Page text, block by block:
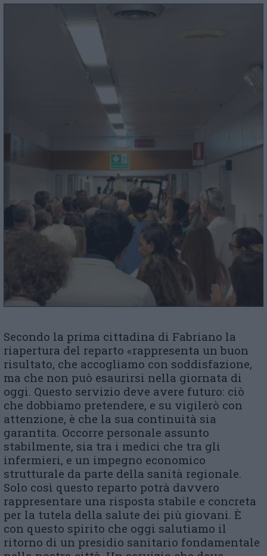
Secondo la prima cittadina di Fabriano la
riapertura del reparto «rappresenta un buon
risultato, che accogliamo con soddisfazione,
ma che non può esaurirsi nella giornata di
oggi. Questo servizio deve avere futuro: ciò
che dobbiamo pretendere, e su vigilerò con
attenzione, è che la sua continuità sia
garantita. Occorre personale assunto
stabilmente, sia tra i medici che tra gli
infermieri, e un impegno economico
strutturale da parte della sanità regionale.
Solo così questo reparto potrà davvero
rappresentare una risposta stabile e concreta
per la tutela della salute dei più giovani. È
con questo spirito che oggi salutiamo il
ritorno di un presidio sanitario fondamentale